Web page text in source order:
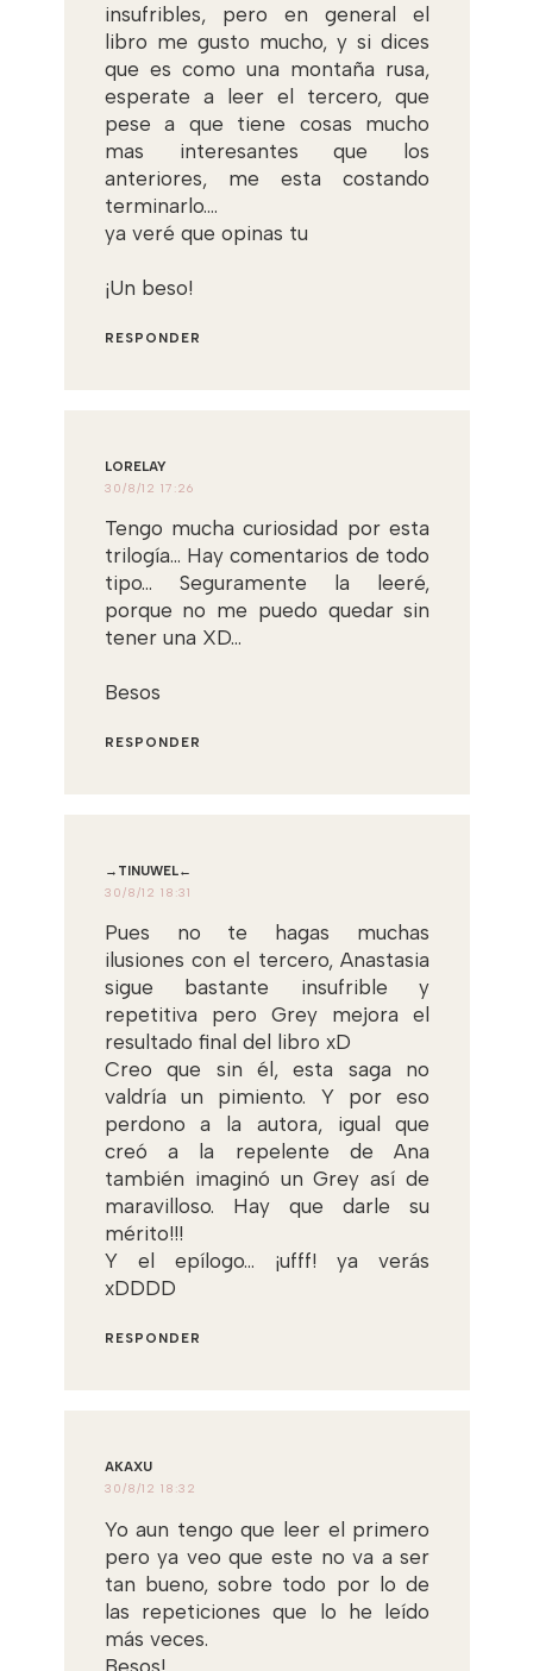
insufribles, pero en general el
libro me gusto mucho, y si dices
que es como una montaña rusa,
esperate a leer el tercero, que
pese a que tiene cosas mucho
mas interesantes que los
anteriores, me esta costando
terminarlo....
ya veré que opinas tu
¡Un beso!
RESPONDER
LORELAY
30/8/12 17:26
Tengo mucha curiosidad por esta
trilogía... Hay comentarios de todo
tipo... Seguramente la leeré,
porque no me puedo quedar sin
tener una XD...
Besos
RESPONDER
→TINUWEL←
30/8/12 18:31
Pues no te hagas muchas
ilusiones con el tercero, Anastasia
sigue bastante insufrible y
repetitiva pero Grey mejora el
resultado final del libro xD
Creo que sin él, esta saga no
valdría un pimiento. Y por eso
perdono a la autora, igual que
creó a la repelente de Ana
también imaginó un Grey así de
maravilloso. Hay que darle su
mérito!!!
Y el epílogo... ¡ufff! ya verás
xDDDD
RESPONDER
AKAXU
30/8/12 18:32
Yo aun tengo que leer el primero
pero ya veo que este no va a ser
tan bueno, sobre todo por lo de
las repeticiones que lo he leído
más veces.
Besos!